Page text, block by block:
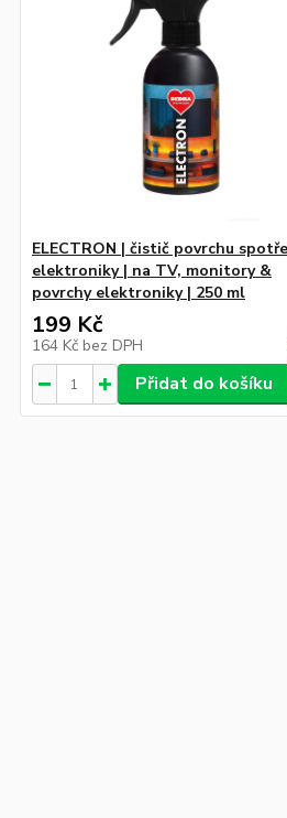
ELECTRON | čistič povrchu
elektroniky | na TV, monitory &
povrchy elektroniky | 250 ml
199 Kč
164 Kč bez DPH
Přidat do košíku